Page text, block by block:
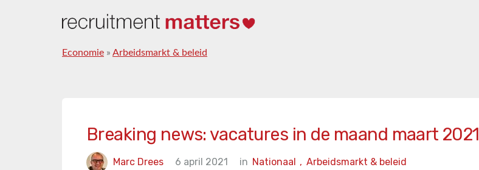
Economie » Arbeidsmarkt & beleid
Breaking news: vacatures in de maand maart 2021
Marc Drees 6 april 2021 in Arbeidsmarkt & beleid
Nationaal ,